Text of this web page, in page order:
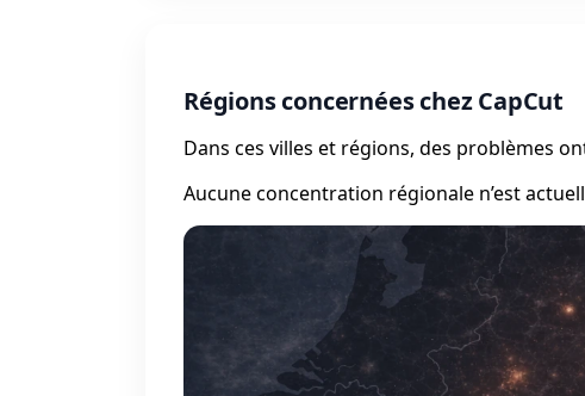
Régions concernées chez CapCut
Dans ces villes et régions, des problèmes
Aucune concentration régionale n’est